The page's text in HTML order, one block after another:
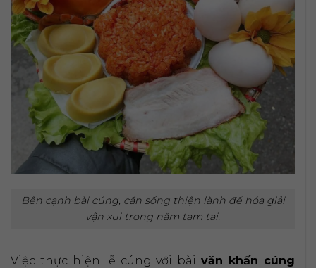
Bên cạnh bài cúng, cần sống thiện lành để hóa giải
vận xui trong năm tam tai.
Việc thực hiện lễ cúng với bàivăn khấn cúng